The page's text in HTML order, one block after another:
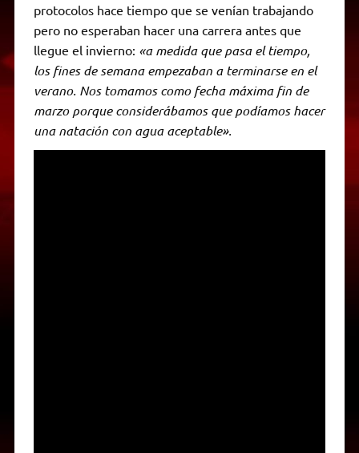
protocolos hace tiempo que se venían trabajando
pero no esperaban hacer una carrera antes que
llegue el invierno: «a medida que pasa el tiempo,
los fines de semana empezaban a terminarse en el
verano. Nos tomamos como fecha máxima fin de
marzo porque considerábamos que podíamos hacer
una natación con agua aceptable».